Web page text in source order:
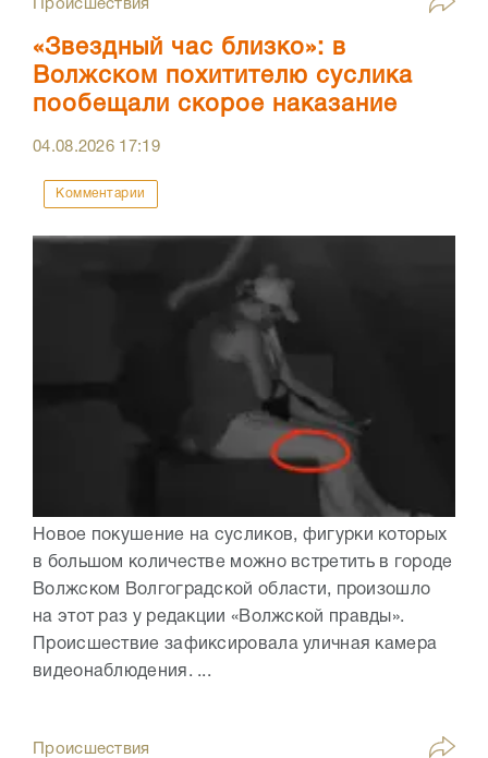
Происшествия
«Звездный час близко»: в
Волжском похитителю суслика
пообещали скорое наказание
04.08.2026 17:19
Комментарии
Новое покушение на сусликов, фигурки которых
в большом количестве можно встретить в городе
Волжском Волгоградской области, произошло
на этот раз у редакции «Волжской правды».
Происшествие зафиксировала уличная камера
видеонаблюдения. ...
Происшествия